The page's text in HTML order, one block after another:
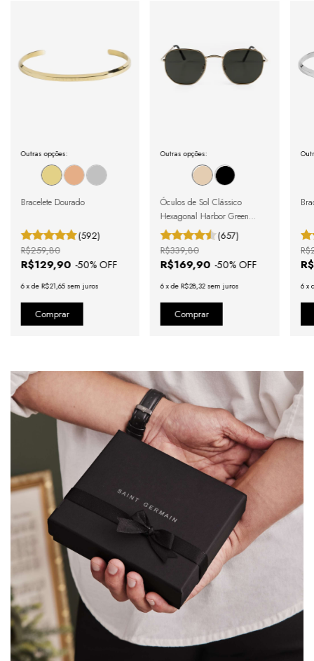
Outras opções:
Bracelete Dourado
(592)
R$129,90 -50% OFF
R$259,80
6 xde R$21,65 sem juros
Outras opções:
Óculos de Sol Clássico
Hexagonal Harbor Green
Gold
(657)
R$169,90-50% OFF
R$339,80
6 xdeR$28,32 sem juros 6 x